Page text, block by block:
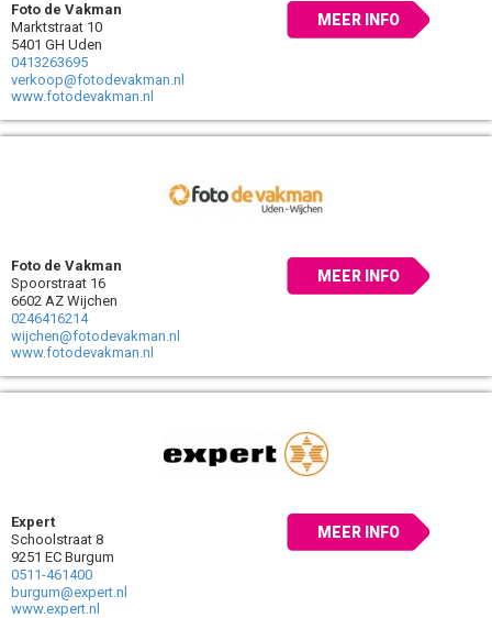
Foto de Vakman
Marktstraat 10
5401 GH Uden
0413263695
verkoop@fotodevakman.nl
www.fotodevakman.nl
MEER INFO
Foto de Vakman
Spoorstraat 16
6602 AZ Wijchen
0246416214
wijchen@fotodevakman.nl
www.fotodevakman.nl
MEER INFO
Expert
Schoolstraat 8
9251 EC Burgum
0511-461400
burgum@expert.nl
www.expert.nl
MEER INFO